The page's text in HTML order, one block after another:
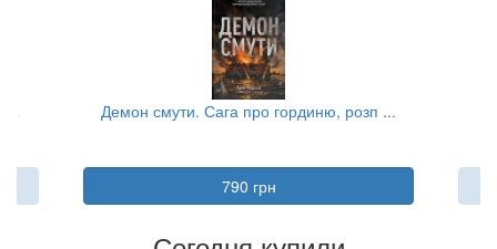
... Демон смути. Сага про гординю, розп ...
790 грн